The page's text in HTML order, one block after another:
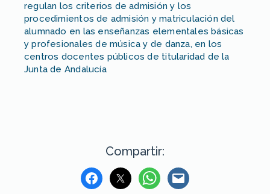
regulan los criterios de admisión y los
procedimientos de admisión y matriculación del
alumnado en las enseñanzas elementales básicas
y profesionales de música y de danza, en los
centros docentes públicos de titularidad de la
Junta de Andalucía
Compartir: